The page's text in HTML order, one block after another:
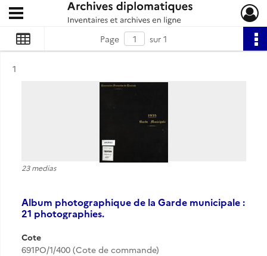
Archives diplomatiques
Ouvrir le menu déroulant
Page sur 1
Résultat n°
1
23 medias
Album photographique de la Garde municipale :
21 photographies.
Cote
691PO/1/400 (Cote de commande)